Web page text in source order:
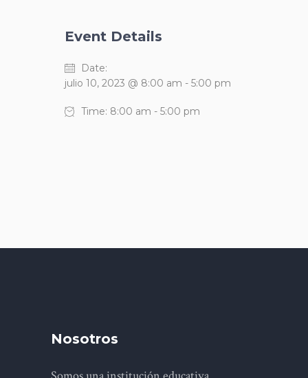
Event Details
Date:
julio 10, 2023 @ 8:00 am - 5:00 pm
Time: 8:00 am - 5:00 pm
Nosotros